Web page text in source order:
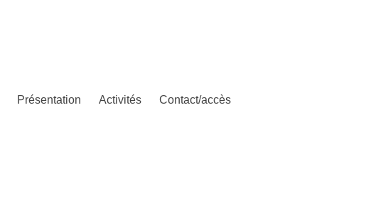
Présentation Activités Contact/accès